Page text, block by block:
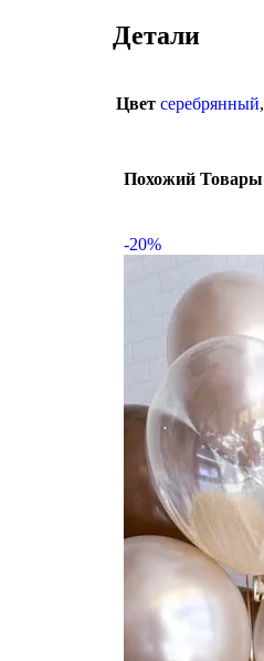
Детали
Цвет серебрянный,
Похожий Товары
-20%